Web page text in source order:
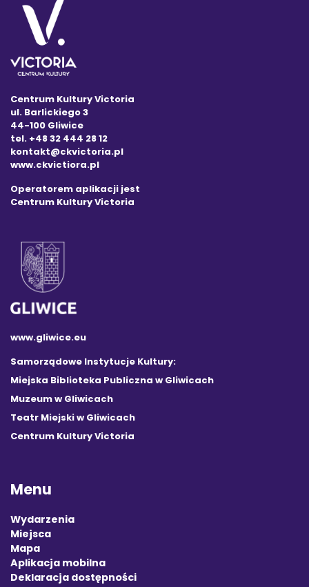
Centrum Kultury Victoria
ul. Barlickiego 3
44-100 Gliwice
tel. +48 32 444 28 12
kontakt@ckvictoria.pl
www.ckvictiora.pl
Operatorem aplikacji jest
Centrum Kultury Victoria
www.gliwice.eu
Samorządowe Instytucje Kultury:
Miejska Biblioteka Publiczna w Gliwicach
Muzeum w Gliwicach
Teatr Miejski w Gliwicach
Centrum Kultury Victoria
Menu
Wydarzenia
Miejsca
Mapa
Aplikacja mobilna
Deklaracja dostępności